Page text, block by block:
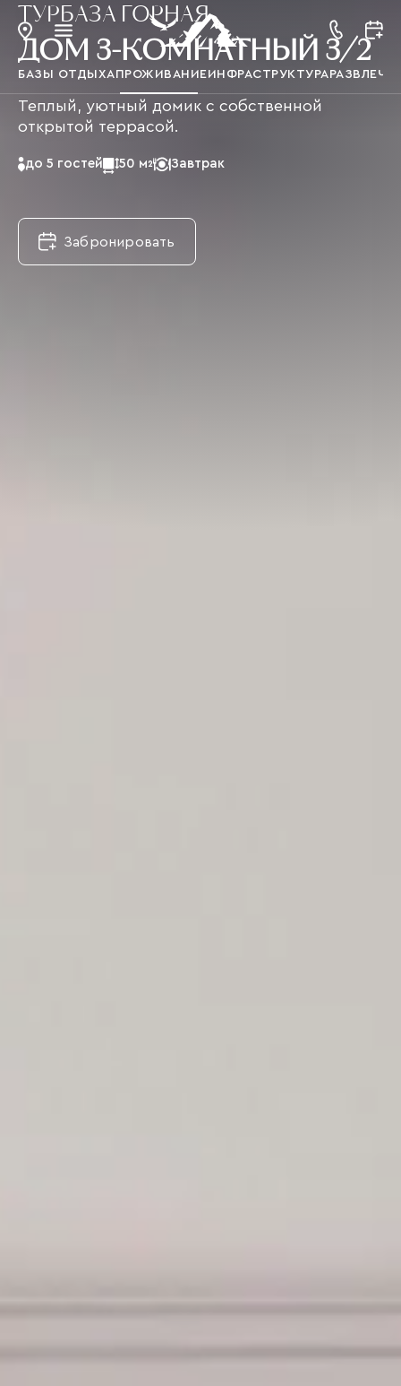
БАЗЫ ОТДЫХАПРОЖИВАНИЕ ИНФРАСТРУКТУРА
ТУРБАЗА ГОРНАЯ
ДОМ 3-КОМНАТНЫЙ 3/2
Теплый, уютный домик с собственной
открытой террасой.
до 5 гостей 50 м2 Завтрак
Забронировать